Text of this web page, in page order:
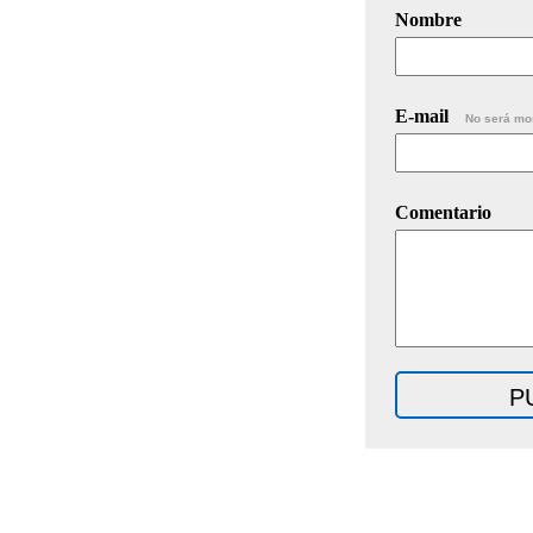
Nombre
E-mail No será
Comentario